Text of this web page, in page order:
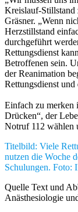
Kreislauf-Stillstand
Gräsner. „Wenn
Herzstillstand
durchgeführt
Rettungsdienst
Betroffenen sein.
der Reanimation
Rettungsdienst
Einfach zu merken
Drücken“, der
Notruf 112 wählen
Titelbild: Viele
nutzen die Woche
Schulungen.
Quelle Text und
Anästhesiologie